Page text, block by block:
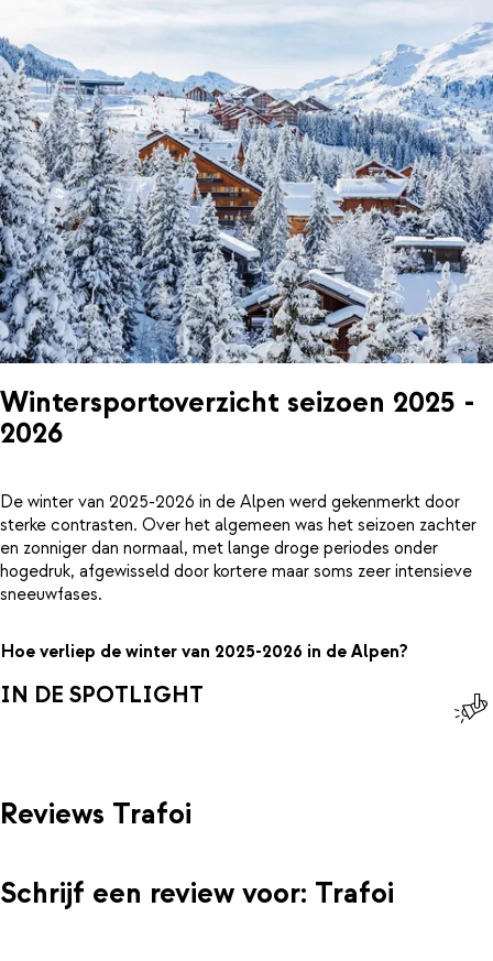
Wintersportoverzicht seizoen 2025 -
2026
De winter van 2025-2026 in de Alpen werd gekenmerkt door
sterke contrasten. Over het algemeen was het seizoen zachter
en zonniger dan normaal, met lange droge periodes onder
hogedruk, afgewisseld door kortere maar soms zeer intensieve
sneeuwfases.
Hoe verliep de winter van 2025-2026 in de Alpen?
IN DE SPOTLIGHT
Reviews Trafoi
Schrijf een review voor: Trafoi